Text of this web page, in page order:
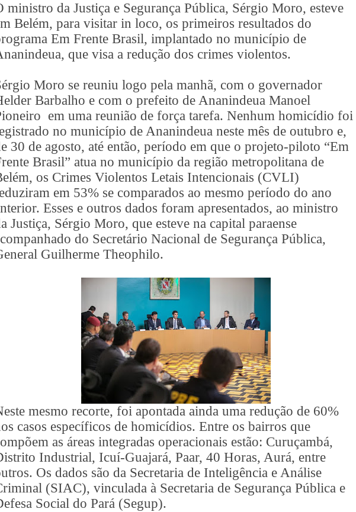
ministro da Justiça e Segurança Pública, Sérgio Moro, esteve
Belém, para visitar in loco, os primeiros resultados do
Em Frente Brasil, implantado no município de
que visa a redução dos crimes violentos.
Moro se reuniu logo pela manhã, com o governador
Barbalho e com o prefeito de Ananindeua Manoel
em uma reunião de força tarefa. Nenhum homicídio foi
no município de Ananindeua neste mês de outubro e,
30 de agosto, até então, período em que o projeto-piloto “Em
Brasil” atua no município da região metropolitana de
os Crimes Violentos Letais Intencionais (CVLI)
em 53% se comparados ao mesmo período do ano
Esses e outros dados foram apresentados, ao ministro
Justiça, Sérgio Moro, que esteve na capital paraense
do Secretário Nacional de Segurança Pública,
Guilherme Theophilo.
mesmo recorte, foi apontada ainda uma redução de 60%
casos específicos de homicídios. Entre os bairros que
as áreas integradas operacionais estão: Curuçambá,
Industrial, Icuí-Guajará, Paar, 40 Horas, Aurá, entre
Os dados são da Secretaria de Inteligência e Análise
(SIAC), vinculada à Secretaria de Segurança Pública e
Social do Pará (Segup).